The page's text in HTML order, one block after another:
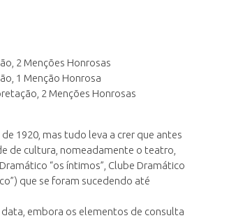
2 Menções Honrosas
1 Menção Honrosa
2 Menções Honrosas
1920, mas tudo leva a crer que antes
de cultura, nomeadamente o teatro,
“os íntimos”, Clube Dramático
que se foram sucedendo até
embora os elementos de consulta